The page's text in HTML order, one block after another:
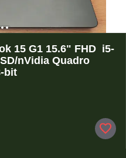
15 G1 15.6" FHD i5-
nVidia Quadro
bit